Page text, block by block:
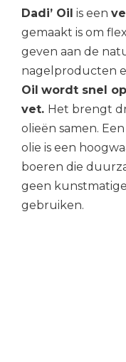
Dadi’ Oil is een
gemaakt is om
geven aan de
nagelproducten
Oil wordt snel
vet. Het brengt
olieën samen.
olie is een
boeren die
geen
gebruiken.